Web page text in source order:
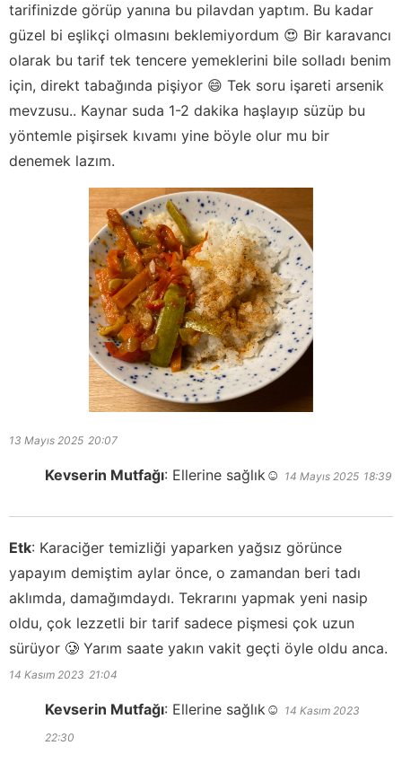
tarifinizde görüp yanına bu pilavdan yaptım. Bu kadar
güzel bi eşlikçi olmasını beklemiyordum 😍 Bir karavancı
olarak bu tarif tek tencere yemeklerini bile solladı benim
için, direkt tabağında pişiyor 😄 Tek soru işareti arsenik
mevzusu.. Kaynar suda 1-2 dakika haşlayıp süzüp bu
yöntemle pişirsek kıvamı yine böyle olur mu bir
denemek lazım.
13 Mayıs 2025 20:07
Kevserin Mutfağı: Ellerine sağlık☺️ 14 Mayıs 2025 18:39
Etk: Karaciğer temizliği yaparken yağsız görünce
yapayım demiştim aylar önce, o zamandan beri tadı
aklımda, damağımdaydı. Tekrarını yapmak yeni nasip
oldu, çok lezzetli bir tarif sadece pişmesi çok uzun
sürüyor 🥲 Yarım saate yakın vakit geçti öyle oldu anca.
14 Kasım 2023 21:04
Kevserin Mutfağı: Ellerine sağlık☺️ 14 Kasım 2023
22:30